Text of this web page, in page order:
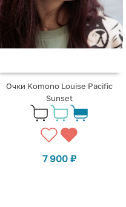
Очки Komono Louise Pacific
Sunset
7 900 ₽